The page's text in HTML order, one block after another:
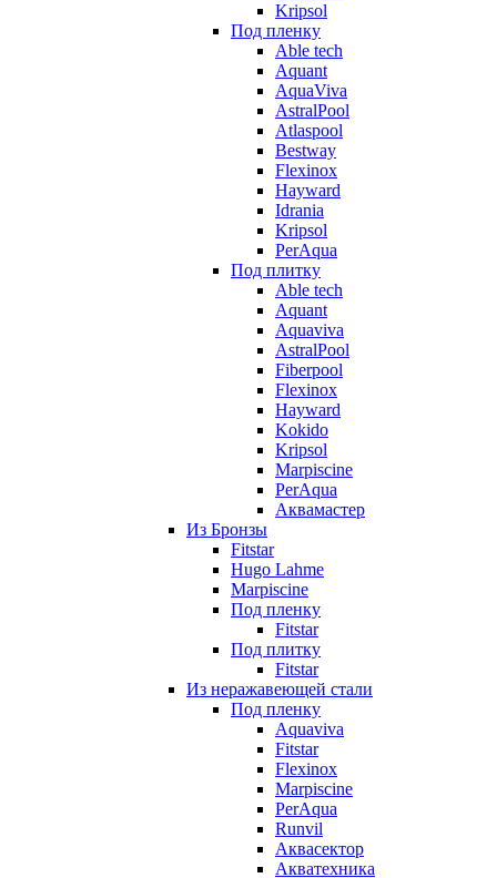
Kripsol
Под пленку
Able tech
Aquant
AquaViva
AstralPool
Atlaspool
Bestway
Flexinox
Hayward
Idrania
Kripsol
PerAqua
Под плитку
Able tech
Aquant
Aquaviva
AstralPool
Fiberpool
Flexinox
Hayward
Kokido
Kripsol
Marpiscine
PerAqua
Аквамастер
Из Бронзы
Fitstar
Hugo Lahme
Marpiscine
Под пленку
Fitstar
Под плитку
Fitstar
Из неражавеющей стали
Под пленку
Aquaviva
Fitstar
Flexinox
Marpiscine
PerAqua
Runvil
Аквасектор
Акватехника